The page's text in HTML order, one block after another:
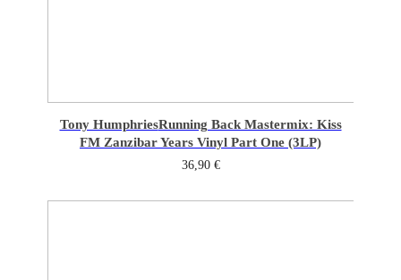
Tony HumphriesRunning Back Mastermix: Kiss
FM Zanzibar Years Vinyl Part One (3LP)
36,90 €